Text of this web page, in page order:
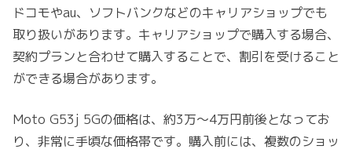
ドコモやau、ソフトバンクなどのキャリアショップでも
取り扱いがあります。キャリアショップで購入する場合、
契約プランと合わせて購入することで、割引を受けること
ができる場合があります。
Moto G53j 5Gの価格は、約3万～4万円前後となってお
り、非常に手頃な価格帯です。購入前には、複数のショッ